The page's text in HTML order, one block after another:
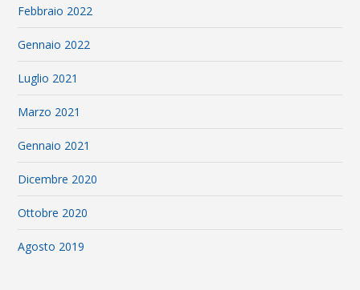
Febbraio 2022
Gennaio 2022
Luglio 2021
Marzo 2021
Gennaio 2021
Dicembre 2020
Ottobre 2020
Agosto 2019